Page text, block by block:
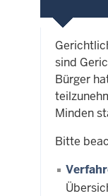
sind
Bürger
Minden
Bitte